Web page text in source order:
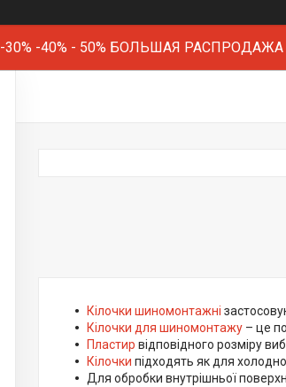
-30% -40% - 50% БОЛЬШАЯ
Кілочки шиномонтажні
Кілочки для шиномонтажу – це
Пластир відповідного розміру
Кілочки підходять як для
Для обробки внутрішньої